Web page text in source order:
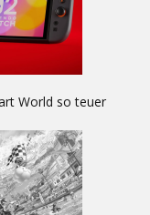
World so teuer